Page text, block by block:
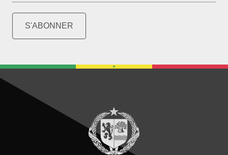
S'ABONNER